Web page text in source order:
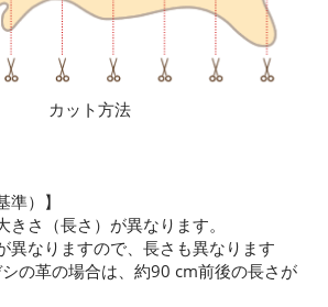
カット方法
準）】
きさ（長さ）が異なります。
異なりますので、長さも異なります
の革の場合は、約90 cm前後の長さが